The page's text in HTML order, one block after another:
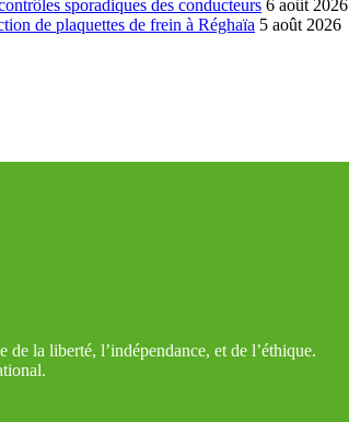
sporadiques des conducteurs 6 août 2026
de plaquettes de frein à Réghaïa 5 août 2026
la liberté, l’indépendance, et de l’éthique.